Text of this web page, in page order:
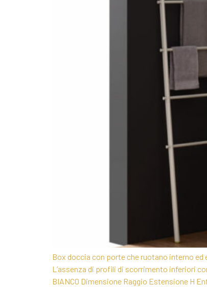
Box doccia con porte che ruotano interno ed
L’assenza di profili di scorrimento inferiori
BIANCO Dimensione Raggio Estensione H